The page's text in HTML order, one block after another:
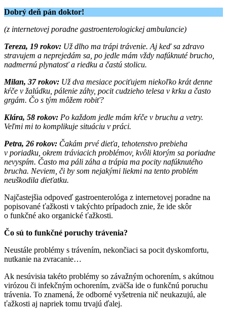
Dobrý deň pán doktor!
(z internetovej poradne gastroenterologickej ambulancie)
Tereza, 19 rokov: Už dlho ma trápi trávenie. Aj keď sa zdravo
stravujem a neprejedám sa, po jedle mám vždy nafúknuté brucho,
nadmernú plynatosť a riedku a častú stolicu.
Milan, 37 rokov: Už dva mesiace pociťujem niekoľko krát denne
kŕče v žalúdku, pálenie záhy, pocit cudzieho telesa v krku a často
grgám. Čo s tým môžem robiť?
Klára, 58 rokov: Po každom jedle mám kŕče v bruchu a vetry.
Veľmi mi to komplikuje situáciu v práci.
Petra, 26 rokov: Čakám prvé dieťa, tehotenstvo prebieha
v poriadku, okrem tráviacich problémov, kvôli ktorým sa poriadne
nevyspím. Často ma páli záha a trápia ma pocity nafúknutého
brucha. Neviem, či by som nejakými liekmi na tento problém
neuškodila dieťatku.
Najčastejšia odpoveď gastroenterológa z internetovej poradne na
popisované ťažkosti v takýchto prípadoch znie, že ide skôr
o funkčné ako organické ťažkosti.
Čo sú to funkčné poruchy trávenia?
Neustále problémy s trávením, nekončiaci sa pocit dyskomfortu,
nutkanie na zvracanie…
Ak nesúvisia takéto problémy so závažným ochorením, s akútnou
virózou či infekčným ochorením, zväčša ide o funkčnú poruchu
trávenia. To znamená, že odborné vyšetrenia nič neukazujú, ale
ťažkosti aj napriek tomu trvajú ďalej.